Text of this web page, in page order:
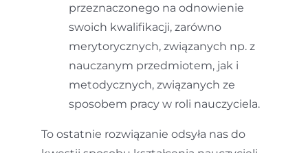
przeznaczonego na odnowienie
swoich kwalifikacji, zarówno
merytorycznych, związanych np. z
nauczanym przedmiotem, jak i
metodycznych, związanych ze
sposobem pracy w roli nauczyciela.
To ostatnie rozwiązanie odsyła nas do